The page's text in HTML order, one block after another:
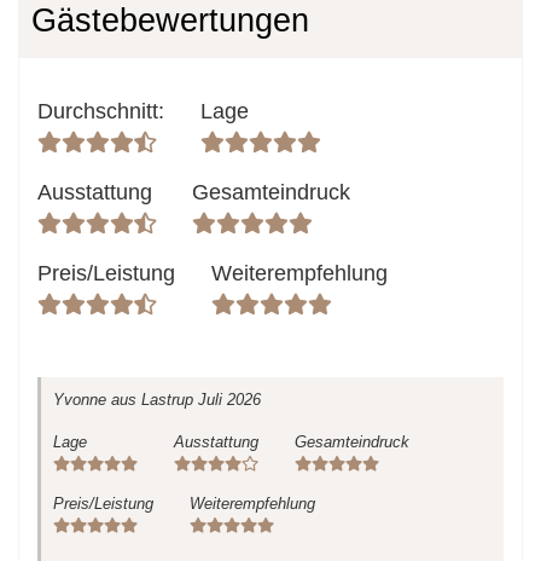
Gästebewertungen
Durchschnitt: Lage
Ausstattung Gesamteindruck
Preis/Leistung Weiterempfehlung
Yvonne aus Lastrup Juli 2026
Lage Ausstattung Gesamteindruck
Preis/Leistung Weiterempfehlung